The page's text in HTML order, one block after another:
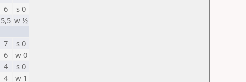
6
s 0
5,5 w ½
7
s 0
6
w 0
4
s 0
4
w 1